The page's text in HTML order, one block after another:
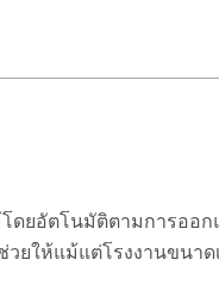
ดยอัตโนมัติตามการออ
ยให้แม้แต่โรงงานขนา